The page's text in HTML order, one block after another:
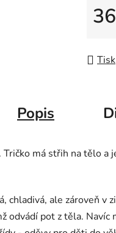
Tisk
Popis
má střih na tělo
chladivá, ale zároveň
odvádí pot z těla.